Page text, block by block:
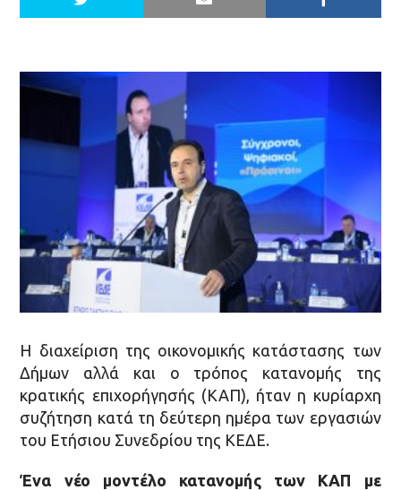
H διαχείριση της οικονομικής κατάστασης των
Δήμων αλλά και ο τρόπος κατανομής της
κρατικής επιχορήγησής (ΚΑΠ), ήταν η κυρίαρχη
συζήτηση κατά τη δεύτερη ημέρα των εργασιών
του Ετήσιου Συνεδρίου της ΚΕΔΕ.
Ένα νέο μοντέλο κατανομής των ΚΑΠ με